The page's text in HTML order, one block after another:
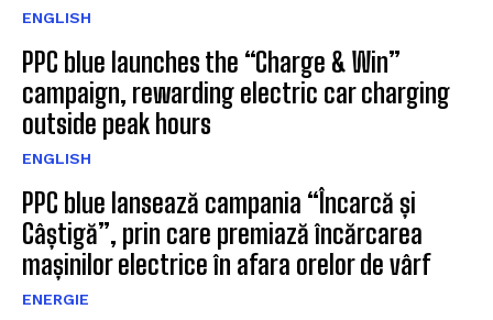
ENGLISH
PPC blue launches the “Charge & Win”
campaign, rewarding electric car charging
outside peak hours
ENGLISH
PPC blue lansează campania “Încarcă și
Câștigă”, prin care premiază încărcarea
mașinilor electrice în afara orelor de vârf
ENERGIE